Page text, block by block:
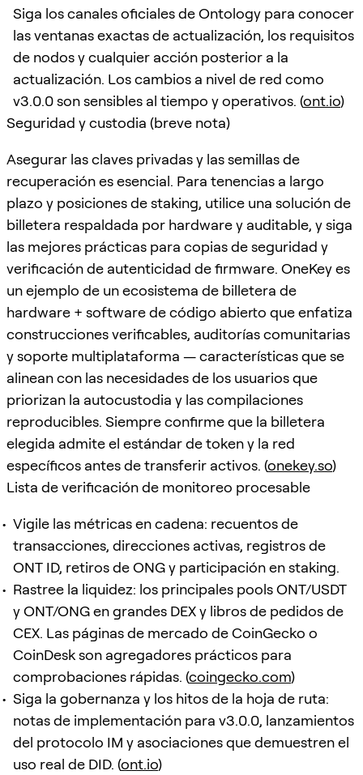
Siga los canales oficiales de Ontology para conocer
las ventanas exactas de actualización, los requisitos
de nodos y cualquier acción posterior a la
actualización. Los cambios a nivel de red como
v3.0.0 son sensibles al tiempo y operativos. (ont.io)
Seguridad y custodia (breve nota)
Asegurar las claves privadas y las semillas de
recuperación es esencial. Para tenencias a largo
plazo y posiciones de staking, utilice una solución de
billetera respaldada por hardware y auditable, y siga
las mejores prácticas para copias de seguridad y
verificación de autenticidad de firmware. OneKey es
un ejemplo de un ecosistema de billetera de
hardware + software de código abierto que enfatiza
construcciones verificables, auditorías comunitarias
y soporte multiplataforma — características que se
alinean con las necesidades de los usuarios que
priorizan la autocustodia y las compilaciones
reproducibles. Siempre confirme que la billetera
elegida admite el estándar de token y la red
específicos antes de transferir activos. (onekey.so)
Lista de verificación de monitoreo procesable
Vigile las métricas en cadena: recuentos de
transacciones, direcciones activas, registros de
ONT ID, retiros de ONG y participación en staking.
Rastree la liquidez: los principales pools ONT/USDT
y ONT/ONG en grandes DEX y libros de pedidos de
CEX. Las páginas de mercado de CoinGecko o
CoinDesk son agregadores prácticos para
comprobaciones rápidas. (coingecko.com)
Siga la gobernanza y los hitos de la hoja de ruta:
notas de implementación para v3.0.0, lanzamientos
del protocolo IM y asociaciones que demuestren el
uso real de DID. (ont.io)